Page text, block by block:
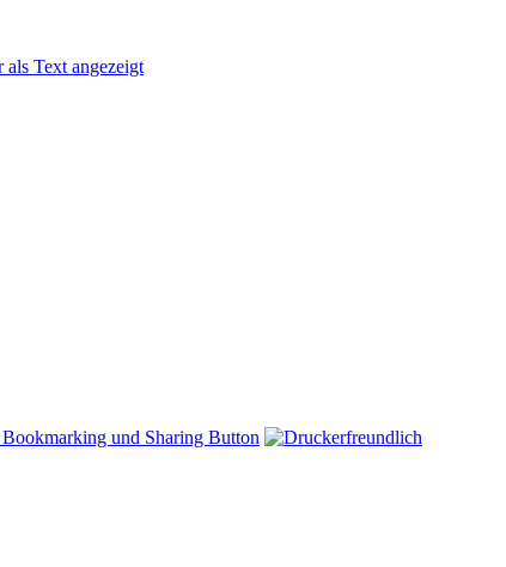
Text angezeigt